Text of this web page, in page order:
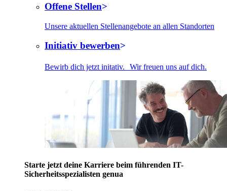
Offene Stellen
Unsere aktuellen Stellenangebote an allen Standorten
Initiativ bewerben
Bewirb dich jetzt initativ. Wir freuen uns auf dich.
Starte jetzt deine Karriere beim führenden IT-
Sicherheitsspezialisten genua